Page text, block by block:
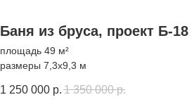
Баня из бруса, проект Б-18
площадь 49 м²
размеры 7,3х9,3 м
1 250 000 р. 1 350 000 р.